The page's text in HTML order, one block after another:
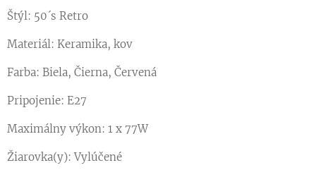
Štýl: 50´s Retro
Materiál: Keramika, kov
Farba: Biela, Čierna, Červená
Pripojenie: E27
Maximálny výkon: 1 x 77W
Žiarovka(y): Vylúčené